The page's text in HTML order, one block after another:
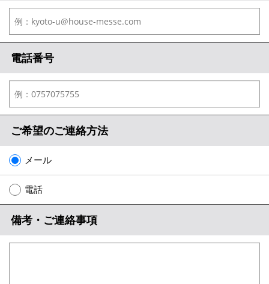
電話番号
ご希望のご連絡方法
メール
電話
備考・ご連絡事項